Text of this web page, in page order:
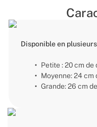
Disponible en
Petite : 20 cm de
Moyenne: 24 cm
Grande: 26 cm